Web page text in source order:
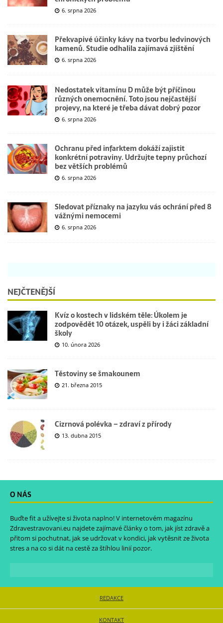
6. srpna 2026
Překvapivé účinky kávy na tvorbu ledvinových
kamenů. Studie odhalila zajímavá zjištění
6. srpna 2026
Nedostatek vitamínu D může být příčinou
různých onemocnění. Toto jsou nejčastější
projevy, na které je třeba dávat dobrý pozor
6. srpna 2026
Ochranu před infarktem dokáží zajistit
konkrétní potraviny. Udržujte tepny průchozí
bez větších problémů
6. srpna 2026
Sledovat příznaky na jazyku vás ochrání před 8
vážnými nemocemi
6. srpna 2026
NEJČTENĚJŠÍ
Kvíz o kostech v lidském těle: Úkolem je
zodpovědět 10 otázek, uspěli by i žáci základní
školy
10. února 2026
Těstoviny se šmakounem
21. března 2015
Cizrnová polévka – zdraví z přírody
13. dubna 2015
O NÁS
Buďte fit a užívejte si života naplno! V internetovém magazínu
Zdravestravovani.eu najdete zajímavé články o tom, jak jíst zdravě a
přitom si pochutnat, jak se udržovat v kondici, jak vytěsnit ze života
stres a na co si dát na cestě za štíhlou linií pozor.
REDAKCE
KONTAKT